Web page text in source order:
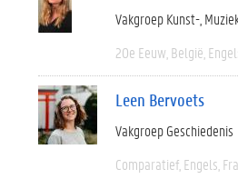
Vakgroep Kunst-,
20e Eeuw België
Leen Bervoets
Vakgroep Geschiedenis
Comparatief Engels